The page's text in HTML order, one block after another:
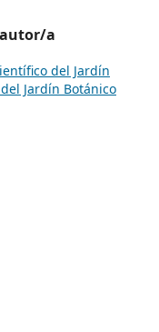
a
del Jardín
Jardín Botánico